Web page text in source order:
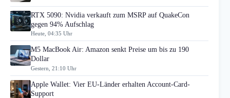
RTX 5090: Nvidia verkauft zum MSRP auf QuakeCon
gegen 94% Aufschlag
Heute, 04:35 Uhr
M5 MacBook Air: Amazon senkt Preise um bis zu 190
Dollar
Gestern, 21:10 Uhr
Apple Wallet: Vier EU-Länder erhalten Account-Card-
Support